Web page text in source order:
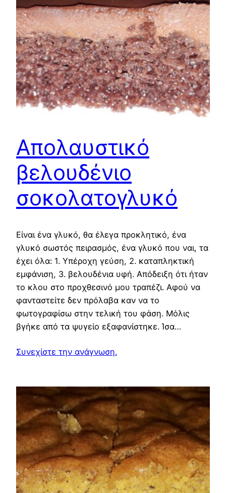
Απολαυστικό
βελουδένιο
σοκολατογλυκό
Είναι ένα γλυκό, θα έλεγα προκλητικό, ένα
γλυκό σωστός πειρασμός, ένα γλυκό που ναι, τα
έχει όλα: 1. Υπέροχη γεύση, 2. καταπληκτική
εμφάνιση, 3. βελουδένια υφή. Απόδειξη ότι ήταν
το κλου στο προχθεσινό μου τραπέζι. Αφού να
φανταστείτε δεν πρόλαβα καν να το
φωτογραφίσω στην τελική του φάση. Μόλις
βγήκε από τα ψυγείο εξαφανίστηκε. Ίσα…
Συνεχίστε την ανάγνωση.